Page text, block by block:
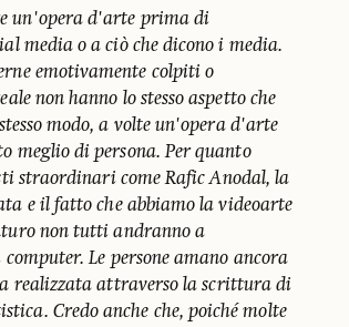
un'opera d'arte prima di
media o a ciò che dicono i media.
emotivamente colpiti o
non hanno lo stesso aspetto che
modo, a volte un'opera d'arte
meglio di persona. Per quanto
straordinari come Rafic Anodal, la
e il fatto che abbiamo la videoarte
non tutti andranno a
Le persone amano ancora
realizzata attraverso la scrittura di
Credo anche che, poiché molte